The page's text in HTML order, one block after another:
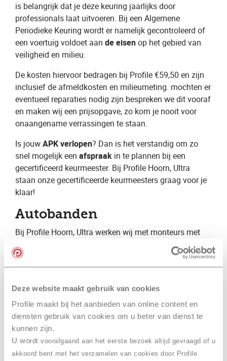
Deze website maakt gebruik van cookies
Profile maakt bij het aanbieden van online content en
diensten gebruik van cookies om u beter van dienst te
kunnen zijn.
U wordt voorafgaand aan het eerste bezoek altijd gevraagd of u
akkoord bent met het verzamelen van cookies door Profile.
is belangrijk dat je deze keuring jaarlijks door
professionals laat uitvoeren. Bij een Algemene
Periodieke Keuring wordt er namelijk gecontroleerd of
een voertuig voldoet aan ​ de eisen​ op het gebied van
veiligheid en milieu.
De kosten hiervoor bedragen bij Profile €59,50 en zijn
inclusief de afmeldkosten en milieumeting. mochten er
eventueel reparaties nodig zijn bespreken we dit vooraf
en maken wij een prijsopgave, zo kom je nooit voor
onaangename verrassingen te staan.
Is jouw ​APK verlopen? Dan is het verstandig om zo
snel mogelijk een ​ afspraak ​ in te plannen bij een
gecertificeerd keurmeester. Bij Profile Hoorn, Ultra
staan onze gecertificeerde keurmeesters graag voor je
klaar!
Autobanden
Bij Profile Hoorn, Ultra ​werken wij met monteurs met
jarenlange ervaring. Hierdoor beschikken wij over
specialistische kennis op vele verschillende gebieden.
Wij kunnen hierdoor een volledige autoservice
automobilist. Daarnaast zijn wij gespecialiseerd op het
gebied van autobanden en geven wij graag advies over
bijvoorbeeld ​zomerbanden​, ​winterbanden​ en ​
vierseizoenenbanden
Winterbanden